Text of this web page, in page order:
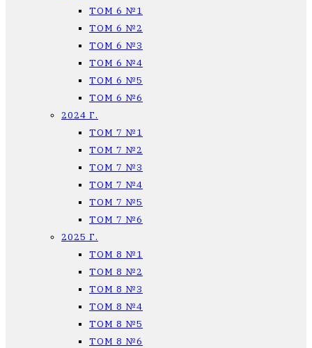
ТОМ 6 №1
ТОМ 6 №2
ТОМ 6 №3
ТОМ 6 №4
ТОМ 6 №5
ТОМ 6 №6
2024 Г.
ТОМ 7 №1
ТОМ 7 №2
ТОМ 7 №3
ТОМ 7 №4
ТОМ 7 №5
ТОМ 7 №6
2025 Г.
ТОМ 8 №1
ТОМ 8 №2
ТОМ 8 №3
ТОМ 8 №4
ТОМ 8 №5
ТОМ 8 №6